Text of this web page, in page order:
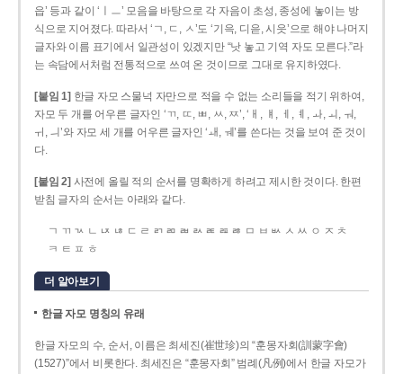
읍’ 등과 같이 ‘ㅣㅡ’ 모음을 바탕으로 각 자음이 초성, 종성에 놓이는 방
식으로 지어졌다. 따라서 ‘ㄱ, ㄷ, ㅅ’도 ‘기윽, 디읃, 시읏’으로 해야 나머지
글자와 이름 표기에서 일관성이 있겠지만 “낫 놓고 기역 자도 모른다.”라
는 속담에서처럼 전통적으로 쓰여 온 것이므로 그대로 유지하였다.
[붙임 1] 한글 자모 스물넉 자만으로 적을 수 없는 소리들을 적기 위하여,
자모 두 개를 어우른 글자인 ‘ㄲ, ㄸ, ㅃ, ㅆ, ㅉ’, ‘ㅐ, ㅒ, ㅔ, ㅖ, ㅘ, ㅚ, ㅝ,
ㅟ, ㅢ’와 자모 세 개를 어우른 글자인 ‘ㅙ, ㅞ’를 쓴다는 것을 보여 준 것이
다.
[붙임 2] 사전에 올릴 적의 순서를 명확하게 하려고 제시한 것이다. 한편
받침 글자의 순서는 아래와 같다.
ㄱ ㄲ ㄳ ㄴ ㄵ ㄶ ㄷ ㄹ ㄺ ㄻ ㄼ ㄽ ㄾ ㄿ ㅀ ㅁ ㅂ ㅄ ㅅ ㅆ ㅇ ㅈ ㅊ
ㅋ ㅌ ㅍ ㅎ
더 알아보기
한글 자모 명칭의 유래
한글 자모의 수, 순서, 이름은 최세진(崔世珍)의 “훈몽자회(訓蒙字會)
(1527)”에서 비롯한다. 최세진은 “훈몽자회” 범례(凡例)에서 한글 자모가